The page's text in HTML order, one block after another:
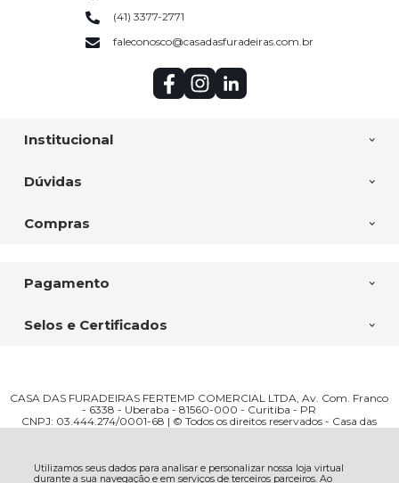
Utilizamos seus dados para analisar e personalizar nossa loja virtual
durante a sua navegação e em serviços de terceiros parceiros. Ao
Institucional
Dúvidas
Compras
(41) 3377-2771
faleconosco@casadasfuradeiras.com.br
Pagamento
Selos e Certificados
CASA DAS FURADEIRAS FERTEMP COMERCIAL LTDA, Av. Com. Franco
- 6338 - Uberaba - 81560-000 - Curitiba - PR
CNPJ: 03.444.274/0001-68 | © Todos os direitos reservados - Casa das